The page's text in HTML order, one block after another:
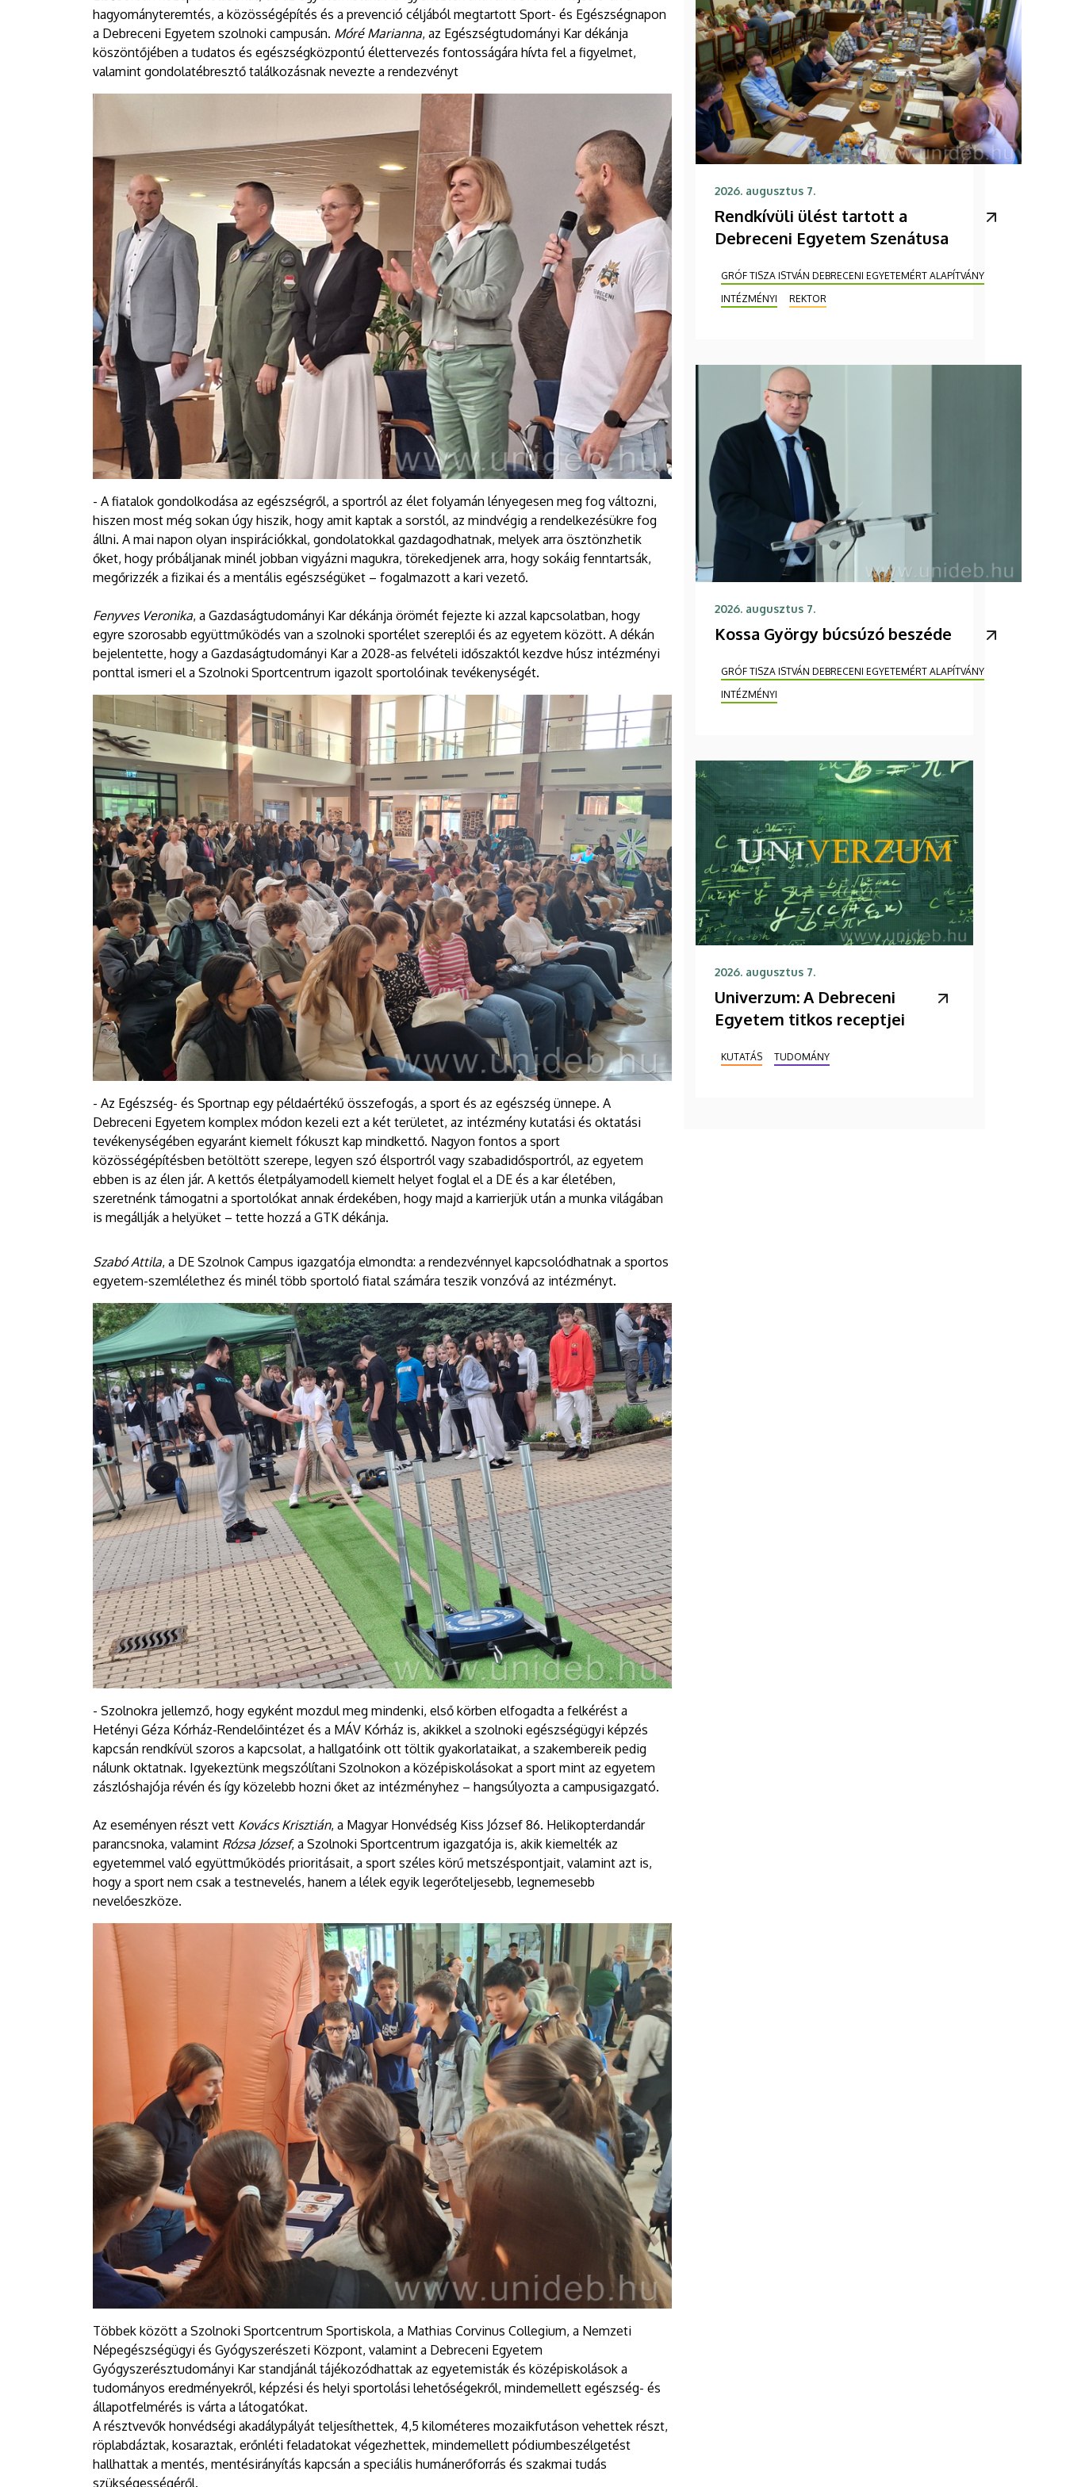
hagyományteremtés, a közösségépítés és a prevenció céljából megtartott Sport- és Egészségnapon
a Debreceni Egyetem szolnoki campusán. Móré Marianna, az Egészségtudományi Kar dékánja
köszöntőjében a tudatos és egészségközpontú élettervezés fontosságára hívta fel a figyelmet,
valamint gondolatébresztő találkozásnak nevezte a rendezvényt
- A fiatalok gondolkodása az egészségről, a sportról az élet folyamán lényegesen meg fog változni,
hiszen most még sokan úgy hiszik, hogy amit kaptak a sorstól, az mindvégig a rendelkezésükre fog
állni. A mai napon olyan inspirációkkal, gondolatokkal gazdagodhatnak, melyek arra ösztönzhetik
őket, hogy próbáljanak minél jobban vigyázni magukra, törekedjenek arra, hogy sokáig fenntartsák,
megőrizzék a fizikai és a mentális egészségüket – fogalmazott a kari vezető.
Fenyves Veronika, a Gazdaságtudományi Kar dékánja örömét fejezte ki azzal kapcsolatban, hogy
egyre szorosabb együttműködés van a szolnoki sportélet szereplői és az egyetem között. A dékán
bejelentette, hogy a Gazdaságtudományi Kar a 2028-as felvételi időszaktól kezdve húsz intézményi
ponttal ismeri el a Szolnoki Sportcentrum igazolt sportolóinak tevékenységét.
- Az Egészség- és Sportnap egy példaértékű összefogás, a sport és az egészség ünnepe. A
Debreceni Egyetem komplex módon kezeli ezt a két területet, az intézmény kutatási és oktatási
tevékenységében egyaránt kiemelt fókuszt kap mindkettő. Nagyon fontos a sport
közösségépítésben betöltött szerepe, legyen szó élsportról vagy szabadidősportról, az egyetem
ebben is az élen jár. A kettős életpályamodell kiemelt helyet foglal el a DE és a kar életében,
szeretnénk támogatni a sportolókat annak érdekében, hogy majd a karrierjük után a munka világában
is megállják a helyüket – tette hozzá a GTK dékánja.
Szabó Attila, a DE Szolnok Campus igazgatója elmondta: a rendezvénnyel kapcsolódhatnak a sportos
egyetem-szemlélethez és minél több sportoló fiatal számára teszik vonzóvá az intézményt.
- Szolnokra jellemző, hogy egyként mozdul meg mindenki, első körben elfogadta a felkérést a
Hetényi Géza Kórház-Rendelőintézet és a MÁV Kórház is, akikkel a szolnoki egészségügyi képzés
kapcsán rendkívül szoros a kapcsolat, a hallgatóink ott töltik gyakorlataikat, a szakembereik pedig
nálunk oktatnak. Igyekeztünk megszólítani Szolnokon a középiskolásokat a sport mint az egyetem
zászlóshajója révén és így közelebb hozni őket az intézményhez – hangsúlyozta a campusigazgató.
Az eseményen részt vett Kovács Krisztián, a Magyar Honvédség Kiss József 86. Helikopterdandár
parancsnoka, valamint Rózsa József, a Szolnoki Sportcentrum igazgatója is, akik kiemelték az
egyetemmel való együttműködés prioritásait, a sport széles körű metszéspontjait, valamint azt is,
hogy a sport nem csak a testnevelés, hanem a lélek egyik legerőteljesebb, legnemesebb
nevelőeszköze.
Többek között a Szolnoki Sportcentrum Sportiskola, a Mathias Corvinus Collegium, a Nemzeti
Népegészségügyi és Gyógyszerészeti Központ, valamint a Debreceni Egyetem
Gyógyszerésztudományi Kar standjánál tájékozódhattak az egyetemisták és középiskolások a
tudományos eredményekről, képzési és helyi sportolási lehetőségekről, mindemellett egészség- és
állapotfelmérés is várta a látogatókat.
A résztvevők honvédségi akadálypályát teljesíthettek, 4,5 kilométeres mozaikfutáson vehettek részt,
röplabdáztak, kosaraztak, erőnléti feladatokat végezhettek, mindemellett pódiumbeszélgetést
hallhattak a mentés, mentésirányítás kapcsán a speciális humánerőforrás és szakmai tudás
szükségességéről.
2026. augusztus 7.
Rendkívüli ülést tartott a
Debreceni Egyetem Szenátusa
GRÓF TISZA ISTVÁN DEBRECENI EGYETEMÉRT ALAPÍTVÁNY
INTÉZMÉNYI
REKTOR
2026. augusztus 7.
Kossa György búcsúzó beszéde
GRÓF TISZA ISTVÁN DEBRECENI EGYETEMÉRT ALAPÍTVÁNY
INTÉZMÉNYI
2026. augusztus 7.
Univerzum: A Debreceni
Egyetem titkos receptjei
KUTATÁS TUDOMÁNY